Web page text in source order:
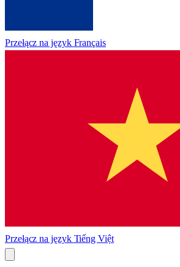
Przełącz na język Français
Przełącz na język Tiếng Việt